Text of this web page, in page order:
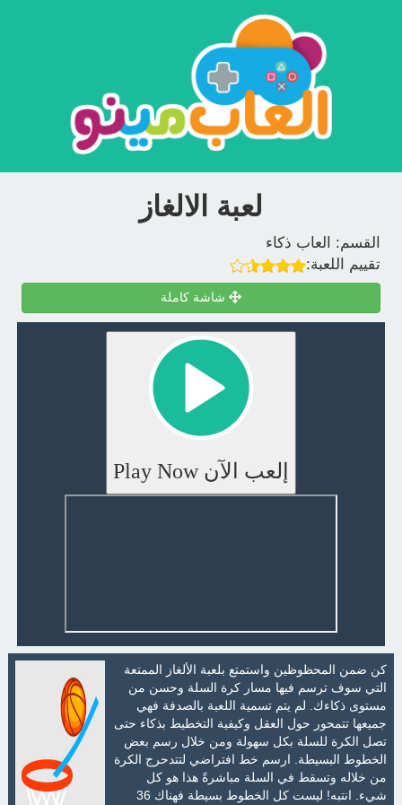
لعبة الالغاز
القسم:
العاب ذكاء
تقييم اللعبة:
شاشة كاملة
إلعب الآن Play Now
كن ضمن المحظوظين واستمتع بلعبة الألغاز الممتعة
التي سوف ترسم فيها مسار كرة السلة وحسن من
مستوى ذكاءك. لم يتم تسمية اللعبة بالصدفة فهي
جميعها تتمحور حول العقل وكيفية التخطيط بذكاء حتى
تصل الكرة للسلة بكل سهولة ومن خلال رسم بعض
الخطوط البسيطة. ارسم خط افتراضي لتتدحرج الكرة
من خلاله وتسقط في السلة مباشرةً هذا هو كل
شيء. انتبه! ليست كل الخطوط بسيطة فهناك 36